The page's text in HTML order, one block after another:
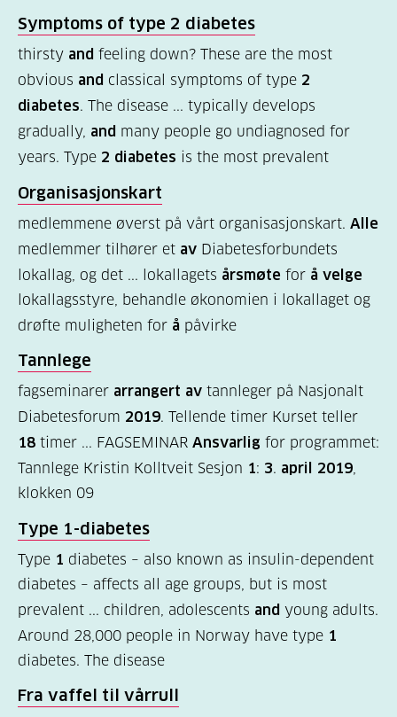
2
(19)
Hva
er
diabetes?
(9)
Bli
medlem
(1)
Symptoms of type 2 diabetes
thirsty and feeling down? These are the most
obvious and classical symptoms of type 2
diabetes. The disease ... typically develops
gradually, and many people go undiagnosed for
years. Type 2 diabetes is the most prevalent
Organisasjonskart
medlemmene øverst på vårt organisasjonskart. Alle
medlemmer tilhører et av Diabetesforbundets
lokallag, og det ... lokallagets årsmøte for å velge
lokallagsstyre, behandle økonomien i lokallaget og
drøfte muligheten for å påvirke
Tannlege
fagseminarer arrangert av tannleger på Nasjonalt
Diabetesforum 2019. Tellende timer Kurset teller
18 timer ... FAGSEMINAR Ansvarlig for programmet:
Tannlege Kristin Kolltveit Sesjon 1: 3. april 2019,
klokken 09
Type 1-diabetes
Type 1 diabetes – also known as insulin-dependent
diabetes – affects all age groups, but is most
prevalent ... children, adolescents and young adults.
Around 28,000 people in Norway have type 1
diabetes. The disease
Fra vaffel til vårrull